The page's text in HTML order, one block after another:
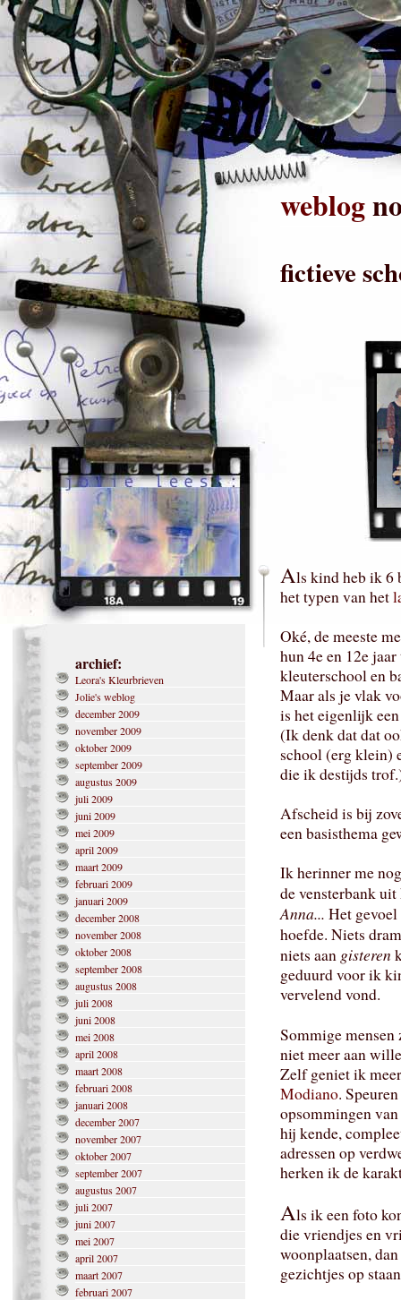
archief:
Leora's Kleurbrieven
Jolie's weblog
december 2009
november 2009
oktober 2009
september 2009
augustus 2009
juli 2009
juni 2009
mei 2009
april 2009
maart 2009
februari 2009
januari 2009
december 2008
november 2008
oktober 2008
september 2008
augustus 2008
juli 2008
juni 2008
mei 2008
april 2008
maart 2008
februari 2008
januari 2008
december 2007
november 2007
oktober 2007
september 2007
augustus 2007
juli 2007
juni 2007
mei 2007
april 2007
maart 2007
februari 2007
weblog
fictieve
Als kind heb ik 6
het typen van het
Oké, de meeste
hun 4e en 12e
kleuterschool en
Maar als je vlak
is het eigenlijk
(Ik denk dat dat
school (erg klein)
die ik destijds
Afscheid is bij
een basisthema
Ik herinner me
de vensterbank
Anna... Het
hoefde. Niets
niets aan gisteren
geduurd voor ik
vervelend vond.
Sommige
niet meer aan
Zelf geniet ik
Modiano.
opsommingen
hij kende,
adressen op
herken ik de
Als ik een foto
die vriendjes en
woonplaatsen,
gezichtjes op